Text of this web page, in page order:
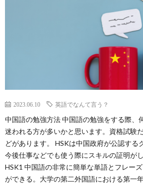
2023.06.10 英語でなんて言う？
中国語の勉強方法 中国語の勉強をする際、
迷われる方が多いかと思います。資格試験
どがあります。 HSKは中国政府が公認する
今後仕事などでも使う際にスキルの証明が
HSK1 中国語の非常に簡単な単語とフレー
ができる。大学の第二外国語における第一